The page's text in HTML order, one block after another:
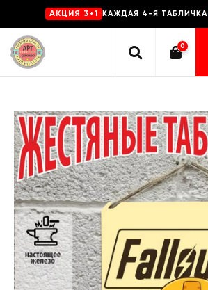
AKЦИЯ 3+1 КАЖДАЯ 4-Я ТАБЛИЧКА
0